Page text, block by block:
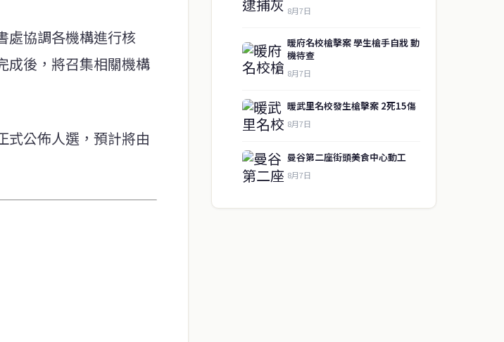
處協調各機構進行核
成後，將召集相關機構
式公佈人選，預計將由
8月7日
暖府名校槍擊案 學生槍手自戕 動
機待查
8月7日
暖武里名校發生槍擊案 2死15傷
8月7日
曼谷第二座街頭美食中心動工
8月7日